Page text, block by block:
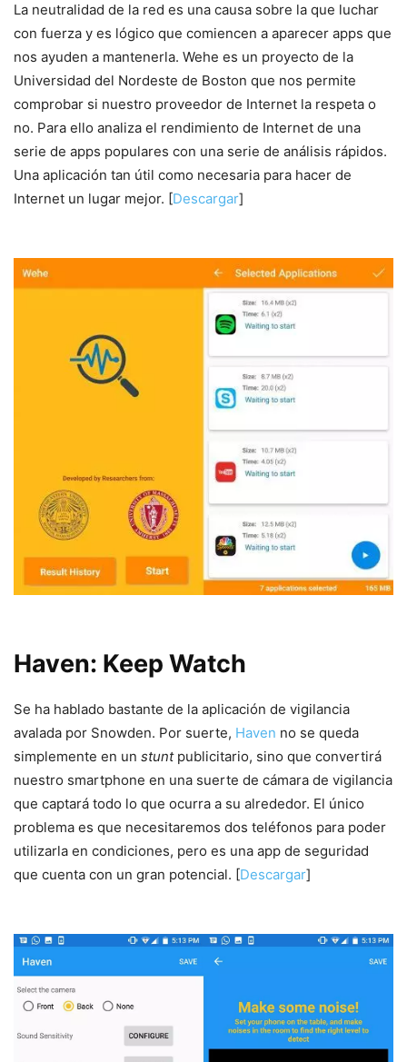
La neutralidad de la red es una causa sobre la que luchar
con fuerza y es lógico que comiencen a aparecer apps que
nos ayuden a mantenerla. Wehe es un proyecto de la
Universidad del Nordeste de Boston que nos permite
comprobar si nuestro proveedor de Internet la respeta o
no. Para ello analiza el rendimiento de Internet de una
serie de apps populares con una serie de análisis rápidos.
Una aplicación tan útil como necesaria para hacer de
Internet un lugar mejor. [Descargar]
Haven: Keep Watch
Se ha hablado bastante de la aplicación de vigilancia
avalada por Snowden. Por suerte, Haven no se queda
simplemente en un stuntpublicitario, sino que convertirá
nuestro smartphone en una suerte de cámara de vigilancia
que captará todo lo que ocurra a su alrededor. El único
problema es que necesitaremos dos teléfonos para poder
utilizarla en condiciones, pero es una app de seguridad
que cuenta con un gran potencial. [Descargar]